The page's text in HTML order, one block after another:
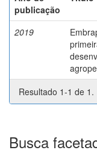
publicação
2019
Resultado 1-1 de 1.
Busca